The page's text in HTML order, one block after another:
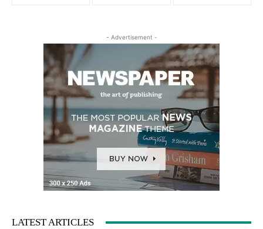
- Advertisement -
LATEST ARTICLES